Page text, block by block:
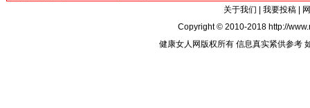
关于我们 |我要投稿
Copyright © 2010-2018 http://
健康女人网版权所有 信息真实紧供参考